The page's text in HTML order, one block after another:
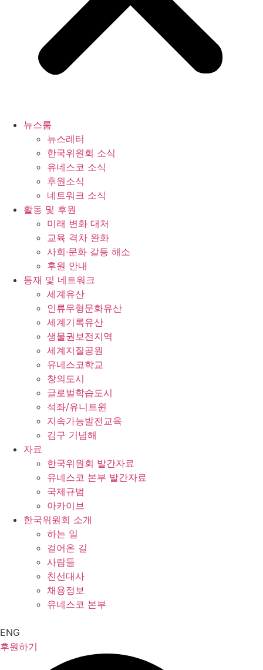
뉴스룸
뉴스레터
한국위원회 소식
유네스코 소식
후원소식
네트워크 소식
활동 및 후원
미래 변화 대처
교육 격차 완화
사회∙문화 갈등 해소
후원 안내
등재 및 네트워크
세계유산
인류무형문화유산
세계기록유산
생물권보전지역
세계지질공원
유네스코학교
창의도시
글로벌학습도시
석좌/유니트윈
지속가능발전교육
김구 기념해
자료
한국위원회 발간자료
유네스코 본부 발간자료
국제규범
아카이브
한국위원회 소개
하는 일
걸어온 길
사람들
친선대사
채용정보
유네스코 본부
ENG
후원하기